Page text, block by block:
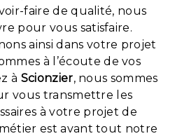
faire de qualité, nous
pour vous satisfaire.
ainsi dans votre projet
à l’écoute de vos
à Scionzier, nous sommes
vous transmettre les
à votre projet de
est avant tout notre